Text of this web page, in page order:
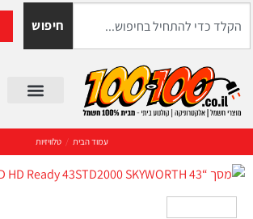
חיפוש
עמוד הבית / טלוויזיות